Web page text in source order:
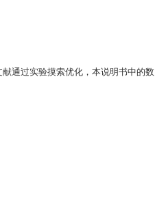
通过实验摸索优化，本说明书中的数